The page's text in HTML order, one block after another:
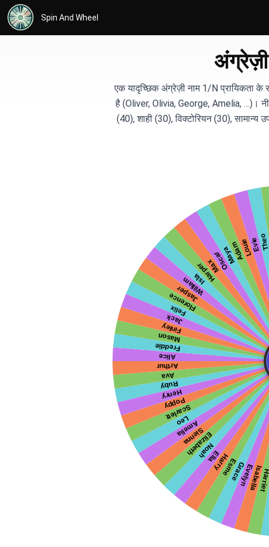
Spin And Wheel
एक यादृच्छिक अंग्रेज़ी नाम 1/N प्रायिकता
है (Oliver, Olivia, George, Amelia, …)।
(40), शाही (30), विक्टोरियन (30), सामान्य